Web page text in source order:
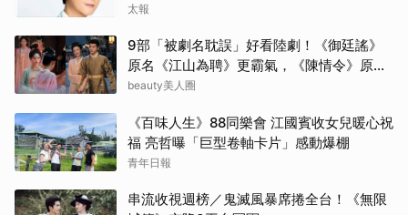
小栗
千黛
太報
9部「被劇名耽誤」好看陸劇！《御廷謠》
原名《江山為聘》更霸氣，《陳情令》原名
好聽
beauty美人圈
《百味人生》88同樂會 江國賓收女兒暖心祝
福 亮哲曝「巨型卷軸卡片」感動爆棚
青年日報
串流收視週榜／鬼滅風暴席捲全台！《無限